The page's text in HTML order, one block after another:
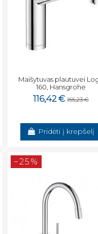
Maišytuvas plautuvei
160, Hansgrohe
116,42 € 155,23 €
Pridėti į krepšelį
−25%